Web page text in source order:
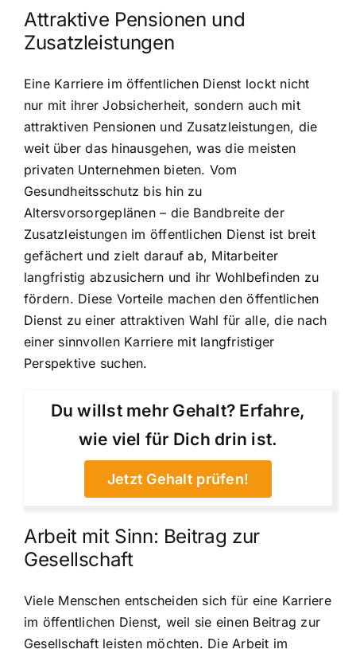
Attraktive Pensionen und
Zusatzleistungen
Eine Karriere im öffentlichen Dienst lockt nicht
nur mit ihrer Jobsicherheit, sondern auch mit
attraktiven Pensionen und Zusatzleistungen, die
weit über das hinausgehen, was die meisten
privaten Unternehmen bieten. Vom
Gesundheitsschutz bis hin zu
Altersvorsorgeplänen – die Bandbreite der
Zusatzleistungen im öffentlichen Dienst ist breit
gefächert und zielt darauf ab, Mitarbeiter
langfristig abzusichern und ihr Wohlbefinden zu
fördern. Diese Vorteile machen den öffentlichen
Dienst zu einer attraktiven Wahl für alle, die nach
einer sinnvollen Karriere mit langfristiger
Perspektive suchen.
Du willst mehr Gehalt? Erfahre,
wie viel für Dich drin ist.
Jetzt Gehalt prüfen!
Arbeit mit Sinn: Beitrag zur
Gesellschaft
Viele Menschen entscheiden sich für eine Karriere
im öffentlichen Dienst, weil sie einen Beitrag zur
Gesellschaft leisten möchten. Die Arbeit im